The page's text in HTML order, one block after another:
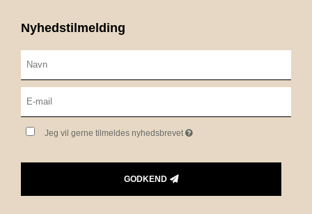
Nyhedstilmelding
Jeg vil gerne tilmeldes nyhedsbrevet
GODKEND